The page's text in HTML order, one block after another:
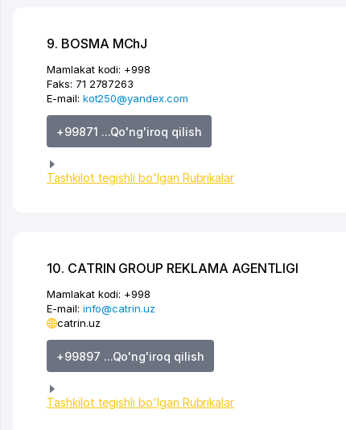
9. BOSMA MChJ
Mamlakat kodi: +998
Faks: 71 2787263
E-mail: kot250@yandex.com
+99871 ...Qo'ng'iroq qilish
Tashkilot tegishli bo'lgan Rubrikalar
10. CATRIN GROUP REKLAMA AGENTLIGI
Mamlakat kodi: +998
E-mail: info@catrin.uz
catrin.uz
+99897 ...Qo'ng'iroq qilish
Tashkilot tegishli bo'lgan Rubrikalar